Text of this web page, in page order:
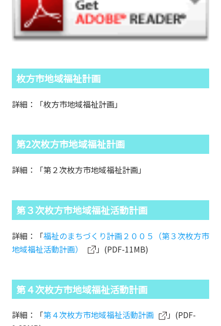
枚方市地域福祉計画
詳細：「枚方市地域福祉計画」
第2次枚方市地域福祉計画
詳細：「第２次枚方市地域福祉計画」
第３次枚方市地域福祉活動計画
詳細：「福祉のまちづくり計画２００５（第３次枚方市
地域福祉活動計画）
」(PDF-11MB)
第４次枚方市地域福祉活動計画
詳細：「第４次枚方市地域福祉活動計画
」(PDF-